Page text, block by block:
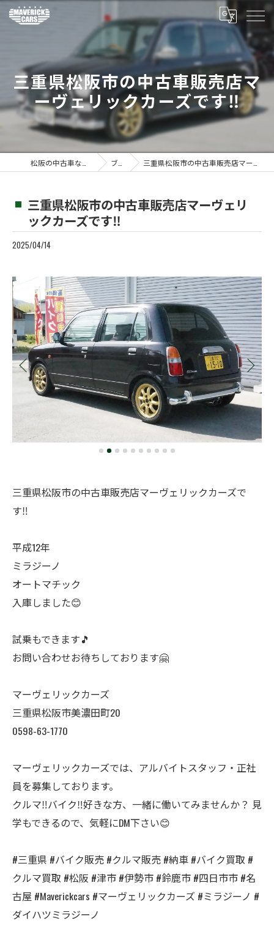
三重県松阪市の中古車販売店マ
ーヴェリックカーズです‼️
ブログ 三重県松阪市の中古車販売店マーヴェリックカーズです‼️
三重県松阪市の中古車販売店マーヴェリ
ックカーズです‼️
2025/04/14
三重県松阪市の中古車販売店マーヴェリックカーズで
す‼️
平成12年
ミラジーノ
オートマチック
入庫しました😊
試乗もできます🎵
お問い合わせお待ちしております🤗
マーヴェリックカーズ
三重県松阪市美濃田町20
0598-63-1770
マーヴェリックカーズでは、アルバイトスタッフ・正社
員を募集しております。
クルマ‼️バイク‼️好きな方、一緒に働いてみませんか？ 見
学もできるので、気軽にDM下さい😊
#三重県 #バイク販売 #クルマ販売 #納車 #バイク買取 #
クルマ買取 #松阪 #津市 #伊勢市 #鈴鹿市 #四日市市 #名
古屋 #Maverickcars #マーヴェリックカーズ #ミラジーノ #
ダイハツミラジーノ